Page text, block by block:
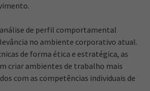
análise de perfil comportamental
no ambiente corporativo atual.
de forma ética e estratégica, as
criar ambientes de trabalho mais
com as competências individuais de